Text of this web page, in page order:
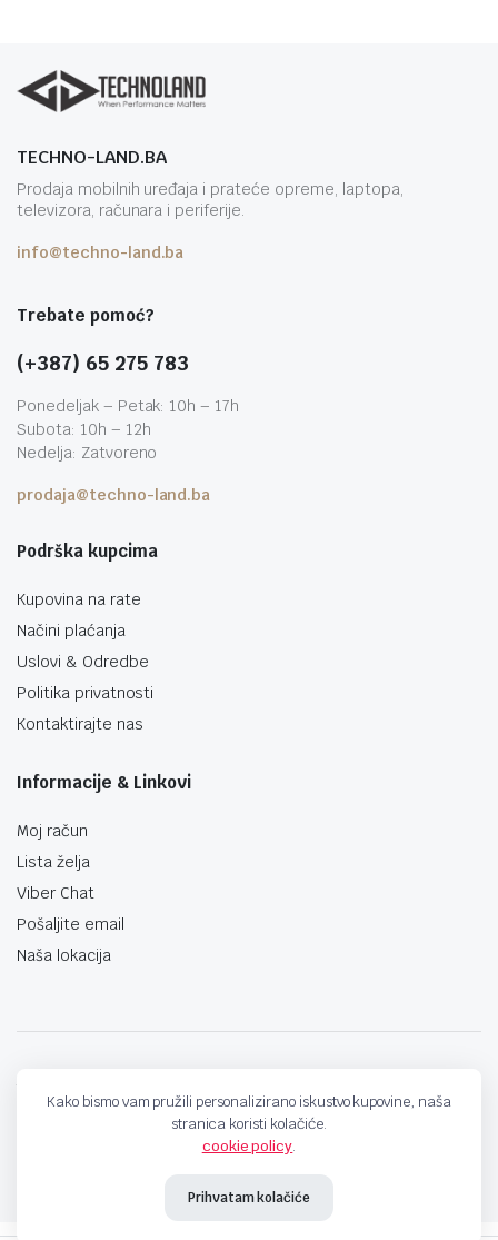
TECHNO-LAND.BA
Prodaja mobilnih uređaja i prateće opreme, laptopa,
televizora, računara i periferije.
info@techno-land.ba
Trebate pomoć?
(+387) 65 275 783
Ponedeljak – Petak: 10h – 17h
Subota: 10h – 12h
Nedelja: Zatvoreno
prodaja@techno-land.ba
Podrška kupcima
Kupovina na rate
Načini plaćanja
Uslovi & Odredbe
Politika privatnosti
Kontaktirajte nas
Informacije & Linkovi
Moj račun
Lista želja
Viber Chat
Pošaljite email
Naša lokacija
Kako bismo vam pružili personalizirano iskustvo kupovine, naša
stranica koristi kolačiće.
cookie policy.
Prihvatam kolačiće